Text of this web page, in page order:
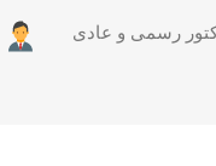
رسمی و عادی